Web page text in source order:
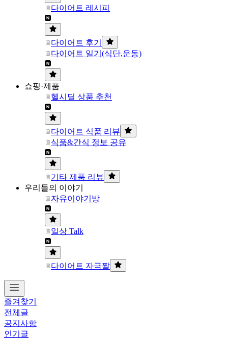
다이어트 레시피
다이어트 후기
다이어트 일기(식단,운동)
쇼핑·제품
헬시딜 상품 추천
다이어트 식품 리뷰
식품&간식 정보 공유
기타 제품 리뷰
우리들의 이야기
자유이야기방
일상 Talk
다이어트 자극짤
즐겨찾기
전체글
공지사항
인기글